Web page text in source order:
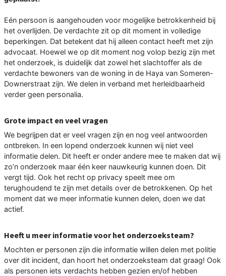
Eén persoon is aangehouden voor mogelijke betrokkenheid bij
het overlijden. De verdachte zit op dit moment in volledige
beperkingen. Dat betekent dat hij alleen contact heeft met zijn
advocaat. Hoewel we op dit moment nog volop bezig zijn met
het onderzoek, is duidelijk dat zowel het slachtoffer als de
verdachte bewoners van de woning in de Haya van Someren-
Downerstraat zijn. We delen in verband met herleidbaarheid
verder geen personalia.
Grote impact en veel vragen
We begrijpen dat er veel vragen zijn en nog veel antwoorden
ontbreken. In een lopend onderzoek kunnen wij niet veel
informatie delen. Dit heeft er onder andere mee te maken dat wij
zo’n onderzoek maar één keer nauwkeurig kunnen doen. Dit
vergt tijd. Ook het recht op privacy speelt mee om
terughoudend te zijn met details over de betrokkenen. Op het
moment dat we meer informatie kunnen delen, doen we dat
actief.
Heeft u meer informatie voor het onderzoeksteam?
Mochten er personen zijn die informatie willen delen met politie
over dit incident, dan hoort het onderzoeksteam dat graag! Ook
als personen iets verdachts hebben gezien en/of hebben